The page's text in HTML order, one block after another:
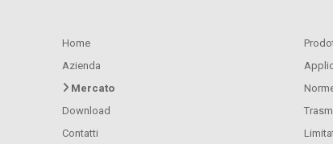
Home
Azienda
Mercato
Download
Contatti